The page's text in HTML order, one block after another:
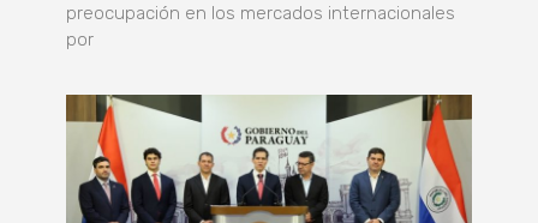
preocupación en los mercados internacionales
por